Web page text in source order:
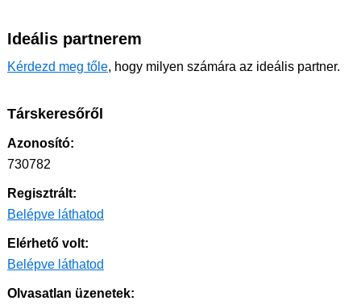
Ideális partnerem
Kérdezd meg tőle, hogy milyen számára az ideális partner.
Társkeresőről
Azonosító:
730782
Regisztrált:
Belépve láthatod
Elérhető volt:
Belépve láthatod
Olvasatlan üzenetek: